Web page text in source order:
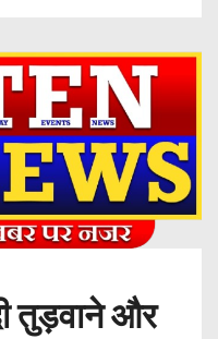
तुड़वाने और